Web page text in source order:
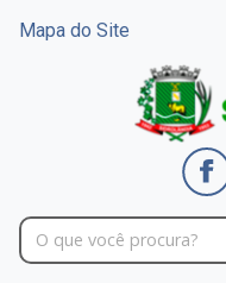
Mapa do Site